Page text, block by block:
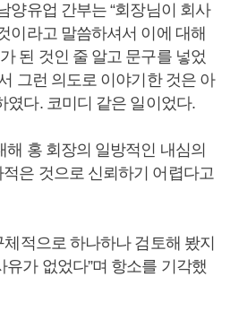
양유업 간부는 “회장님이 회사
이라고 말씀하셔서 이에 대해
된 것인 줄 알고 문구를 넣었
그런 의도로 이야기한 것은 아
였다. 코미디 같은 일이었다.
홍 회장의 일방적인 내심의
은 것으로 신뢰하기 어렵다고
적으로 하나하나 검토해 봤지
가 없었다”며 항소를 기각했